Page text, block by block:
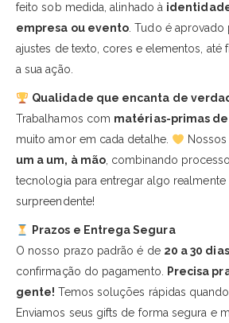
feito sob medida, alinhado à
empresa ou evento . Tudo é
ajustes de texto, cores e elementos, até
a sua ação.
Qualidade que encanta de
Trabalhamos com matérias-primas
muito amor em cada detalhe.
um a um, à mão, combinando
tecnologia para entregar algo
surpreendente!
Prazos e Entrega Segura
O nosso prazo padrão é de 20 a 30
confirmação do pagamento.
Precisa
gente! Temos soluções rápidas quando
Enviamos seus gifts de forma segura e